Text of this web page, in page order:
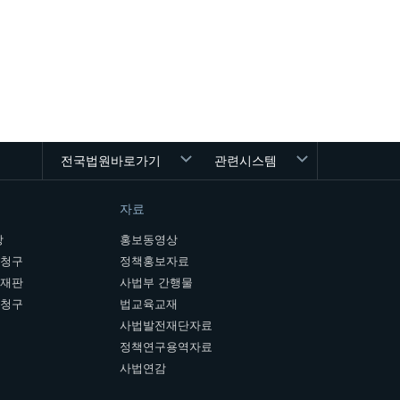
전국법원바로가기 관련시스템
구
판
구
자료
홍보동영상
정책홍보자료
사법부 간행물
법교육교재
사법발전재단자료
정책연구용역자료
사법연감